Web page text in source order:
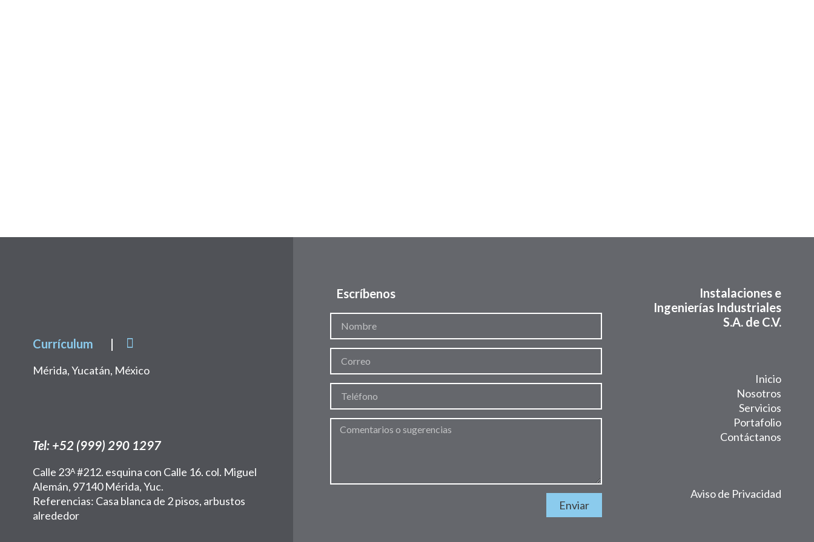
Currículum |
Mérida, Yucatán, México
Tel: +52 (999) 290 1297
Calle 23ᴬ #212. esquina con Calle 16. col. Miguel
Alemán, 97140 Mérida, Yuc.
Referencias: Casa blanca de 2 pisos, arbustos
alrededor
Escríbenos
Enviar
Instalaciones e
Ingenierías Industriales
S.A. de C.V.
Inicio
Nosotros
Servicios
Portafolio
Contáctanos
Aviso de Privacidad